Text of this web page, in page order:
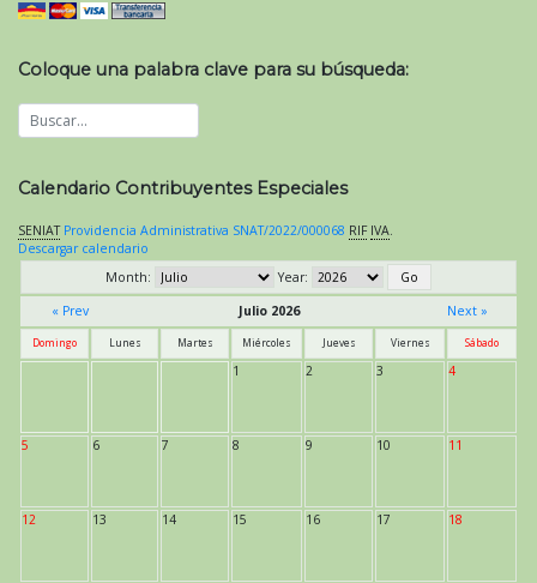
Coloque una palabra clave para su búsqueda:
Calendario Contribuyentes Especiales
SENIAT Providencia Administrativa SNAT/2022/000068 RIF IVA
Descargar calendario
Month:
Year:
« Prev
Julio 2026 Next »
Domingo Lunes Martes Miércoles Jueves Viernes Sábado
1 2 3 4
5 6 7 8 9 10 11
12 13 14 15 16 17 18